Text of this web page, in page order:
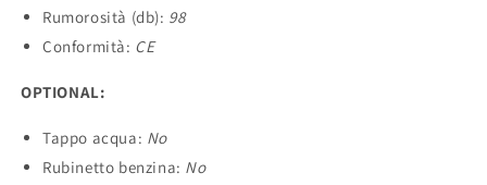
Rumorosità (db): 98
Conformità: CE
OPTIONAL:
Tappo acqua: No
Rubinetto benzina: No